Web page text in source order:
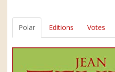
Polar Editions Votes